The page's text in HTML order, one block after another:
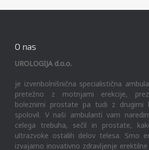
O nas
UROLOGIJA d.o.o.
je izvenbolnišnična specialistična
pretežno z motnjami erekcije,
boleznimi prostate pa tudi z drugimi
spolovil. V naši ambulanti vam
celega trebuha, sečil in prostate,
ultrazvoke ostalih delov telesa. Smo
izvajamo inovativno zdravljenje